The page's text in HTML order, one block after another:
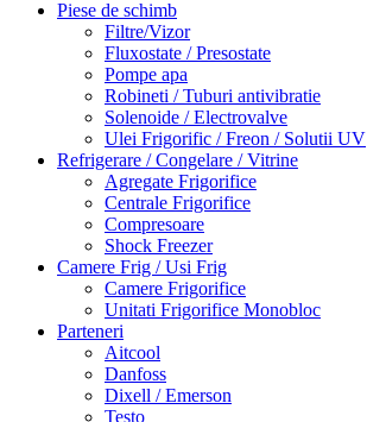
Piese de schimb
Filtre/Vizor
Fluxostate / Presostate
Pompe apa
Robineti / Tuburi antivibratie
Solenoide / Electrovalve
Ulei Frigorific / Freon / Solutii UV
Refrigerare / Congelare / Vitrine
Agregate Frigorifice
Centrale Frigorifice
Compresoare
Shock Freezer
Camere Frig / Usi Frig
Camere Frigorifice
Unitati Frigorifice Monobloc
Parteneri
Aitcool
Danfoss
Dixell / Emerson
Testo